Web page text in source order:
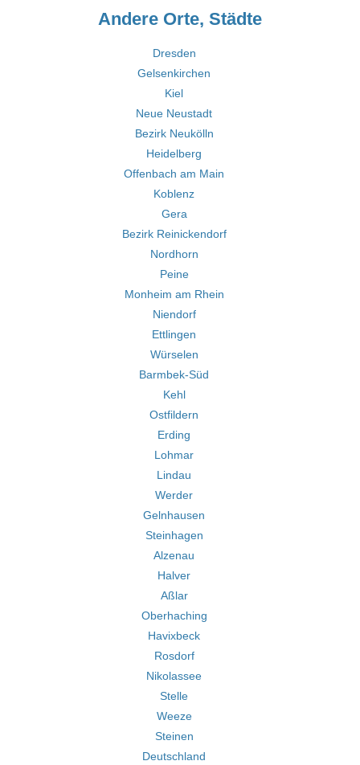
Andere Orte, Städte
Dresden
Gelsenkirchen
Kiel
Neue Neustadt
Bezirk Neukölln
Heidelberg
Offenbach am Main
Koblenz
Gera
Bezirk Reinickendorf
Nordhorn
Peine
Monheim am Rhein
Niendorf
Ettlingen
Würselen
Barmbek-Süd
Kehl
Ostfildern
Erding
Lohmar
Lindau
Werder
Gelnhausen
Steinhagen
Alzenau
Halver
Aßlar
Oberhaching
Havixbeck
Rosdorf
Nikolassee
Stelle
Weeze
Steinen
Deutschland